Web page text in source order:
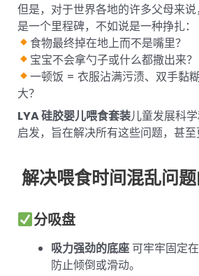
但是，对于世界各地的许多父母来
是一个里程碑，不如说是一种挣扎：
食物最终掉在地上而不是嘴里？
宝宝不会拿勺子或什么都撒出来？
一顿饭 = 衣服沾满污渍、双手黏
大？
LYA 硅胶婴儿喂食套装儿童发展科
启发，旨在解决所有这些问题，甚至
解决喂食时间混乱问
分吸盘
吸力强劲的底座 可牢牢固定
防止倾倒或滑动。